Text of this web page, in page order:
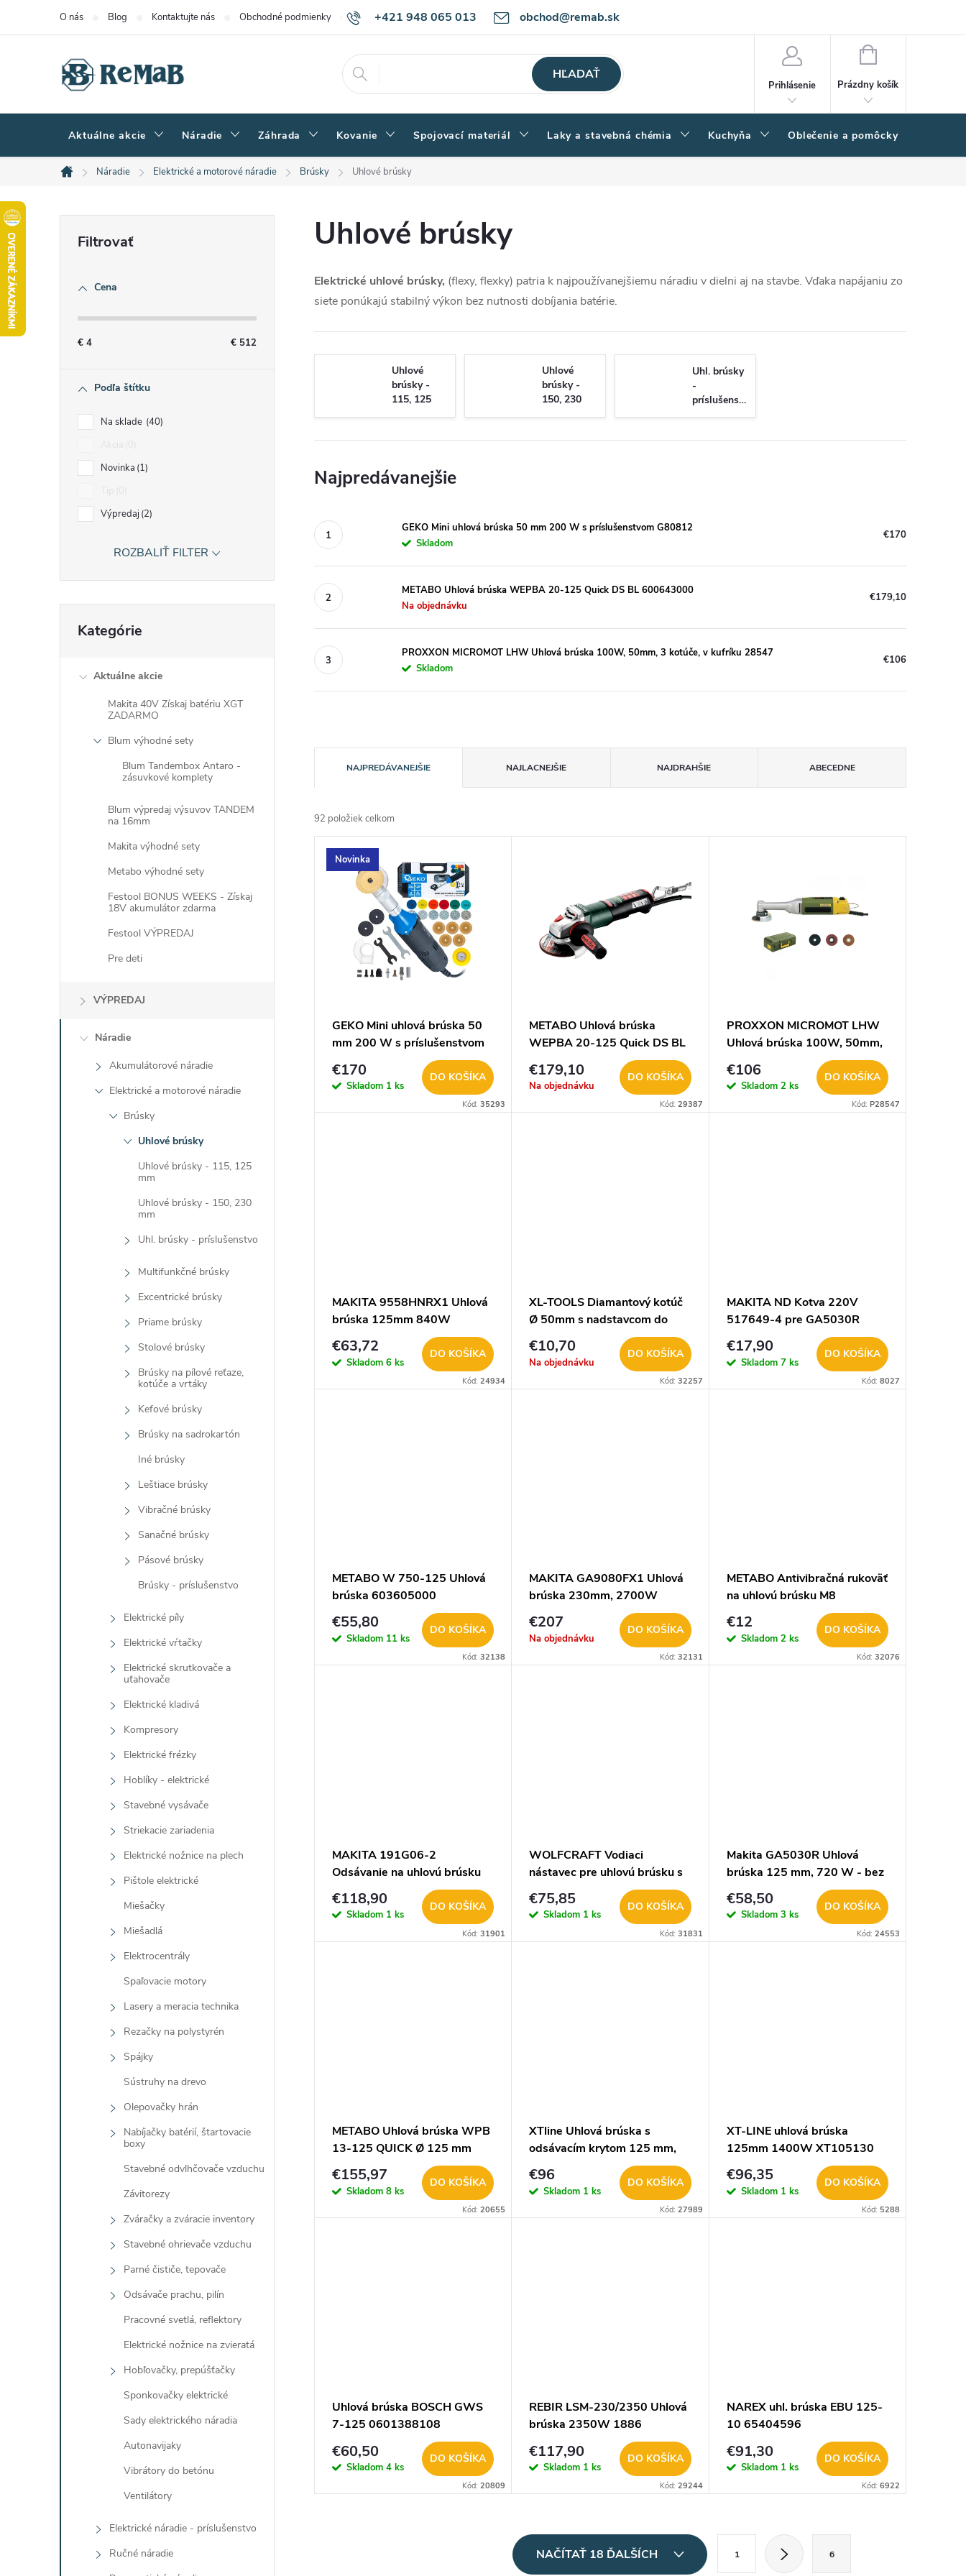
+421 948 065 013 obchod@remab.sk
O nás Blog Kontaktujte nás Obchodné podmienky Podmienky ochrany osobných údajov Ako nakupovať
HĽADAŤ
Prihlásenie
NÁKUPNÝ
Prázdny košík
Aktuálne akcie Náradie Záhrada Kovanie Spojovací materiál Laky a stavebná chémia Kuchyňa Oblečenie a pomôcky
Domov
Náradie Elektrické a motorové náradie Brúsky Uhlové brúsky
Cena
€ 4 € 512
Podľa štítku
Na sklade 40
Novinka 1
Výpredaj 2
ROZBALIŤ FILTER
kategórie
Kategórie
Aktuálne akcie
Makita 40V Získaj batériu XGT
ZADARMO
Blum výhodné sety
Blum Tandembox Antaro -
zásuvkové komplety
Blum výpredaj výsuvov TANDEM
na 16mm
Makita výhodné sety
Metabo výhodné sety
Festool BONUS WEEKS - Získaj
18V akumulátor zdarma
Festool VÝPREDAJ
Pre deti
VÝPREDAJ
Náradie
Akumulátorové náradie
Elektrické a motorové náradie
Brúsky
Uhlové brúsky
Uhlové brúsky - 115, 125
mm
Uhlové brúsky - 150, 230
mm
Uhl. brúsky - príslušenstvo
Multifunkčné brúsky
Excentrické brúsky
Priame brúsky
Stolové brúsky
Brúsky na pílové reťaze,
kotúče a vrtáky
Kefové brúsky
Brúsky na sadrokartón
Iné brúsky
Leštiace brúsky
Vibračné brúsky
Sanačné brúsky
Pásové brúsky
Brúsky - príslušenstvo
Elektrické píly
Elektrické vŕtačky
Elektrické skrutkovače a
uťahovače
Elektrické kladivá
Kompresory
Elektrické frézky
Hoblíky - elektrické
Stavebné vysávače
Striekacie zariadenia
Elektrické nožnice na plech
Pištole elektrické
Miešačky
Miešadlá
Elektrocentrály
Spaľovacie motory
Lasery a meracia technika
Rezačky na polystyrén
Spájky
Sústruhy na drevo
Olepovačky hrán
Nabíjačky batérií, štartovacie
boxy
Stavebné odvlhčovače vzduchu
Závitorezy
Zváračky a zváracie inventory
Stavebné ohrievače vzduchu
Parné čističe, tepovače
Odsávače prachu, pilín
Pracovné svetlá, reflektory
Elektrické nožnice na zvieratá
Hobľovačky, prepúšťačky
Sponkovačky elektrické
Sady elektrického náradia
Autonavijaky
Vibrátory do betónu
Ventilátory
Elektrické náradie - príslušenstvo
Ručné náradie
Uhlové brúsky
Elektrické uhlové brúsky, (flexy, flexky) patria k najpoužívanejšiemu náradiu v dielni aj na stavbe. Vďaka napájaniu zo
siete ponúkajú stabilný výkon bez nutnosti dobíjania batérie.
Uhlové
brúsky -
115, 125
mm
Uhlové
brúsky -
150, 230
mm
Uhl. brúsky
-
príslušenstvo
Najpredávanejšie
GEKO Mini uhlová brúska 50 mm 200 W s príslušenstvom G80812
Skladom
€170
METABO Uhlová brúska WEPBA 20-125 Quick DS BL 600643000
Na objednávku
€179,10
PROXXON MICROMOT LHW Uhlová brúska 100W, 50mm, 3 kotúče, v kufríku 28547
Skladom
€106
a
d
e
d
NAJPREDÁVANEJŠIE NAJLACNEJŠIE NAJDRAHŠIE ABECEDNE
92 položiek celkom
V
o
Novinka
GEKO Mini uhlová brúska 50
mm 200 W s príslušenstvom
€170
Skladom 1 ks
DO KOŠÍKA
Kód:35293
METABO Uhlová brúska
WEPBA 20-125 Quick DS BL
€179,10
Na objednávku
DO KOŠÍKA
Kód: 29387
PROXXON MICROMOT LHW
Uhlová brúska 100W, 50mm,
3 kotúče, v kufríku 28547
€106
Skladom 2 ks
DO KOŠÍKA
Kód: P28547
MAKITA 9558HNRX1 Uhlová
brúska 125mm 840W
DOPREDAJ
€63,72
Skladom 6 ks
DO KOŠÍKA
Kód:24934
XL-TOOLS Diamantový kotúč
Ø 50mm s nadstavcom do
uhlovej brúsky 2.WOW91
€10,70
Na objednávku
DO KOŠÍKA
Kód: 32257
MAKITA ND Kotva 220V
517649-4 pre GA5030R
€17,90
Skladom 7 ks
DO KOŠÍKA
Kód: 8027
METABO W 750-125 Uhlová
brúska 603605000
€55,80
Skladom 11 ks
DO KOŠÍKA
Kód:32138
MAKITA GA9080FX1 Uhlová
brúska 230mm, 2700W
€207
Na objednávku
DO KOŠÍKA
Kód: 32131
METABO Antivibračná rukoväť
na uhlovú brúsku M8
314000970
€12
Skladom 2 ks
DO KOŠÍKA
Kód: 32076
MAKITA 191G06-2
Odsávanie na uhlovú brúsku
GA5050/XGT
€118,90
Skladom 1 ks
DO KOŠÍKA
Kód:31901
WOLFCRAFT Vodiaci
nástavec pre uhlovú brúsku s
odsávaním 5017000
€75,85
Skladom 1 ks
DO KOŠÍKA
Kód: 31831
Makita GA5030R Uhlová
brúska 125 mm, 720 W - bez
krabice !
€58,50
Skladom 3 ks
DO KOŠÍKA
Kód: 24553
METABO Uhlová brúska WPB
13-125 QUICK Ø 125 mm
603631000
€155,97
Skladom 8 ks
DO KOŠÍKA
Kód:20655
XTline Uhlová brúska s
odsávacím krytom 125 mm,
1400 W, XT105140
€96
Skladom 1 ks
DO KOŠÍKA
Kód: 27989
XT-LINE uhlová brúska
125mm 1400W XT105130
€96,35
Skladom 1 ks
DO KOŠÍKA
Kód: 5288
Uhlová brúska BOSCH GWS
7-125 0601388108
€60,50
Skladom 4 ks
DO KOŠÍKA
Kód:20809
REBIR LSM-230/2350 Uhlová
brúska 2350W 1886
€117,90
Skladom 1 ks
DO KOŠÍKA
Kód: 29244
NAREX uhl. brúska EBU 125-
10 65404596
€91,30
Skladom 1 ks
DO KOŠÍKA
Kód: 6922
NAČÍTAŤ 18 ĎALŠÍCH 1 6